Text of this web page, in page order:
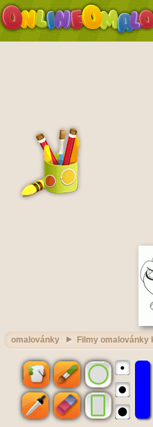
omalovánky Filmy omalovánky